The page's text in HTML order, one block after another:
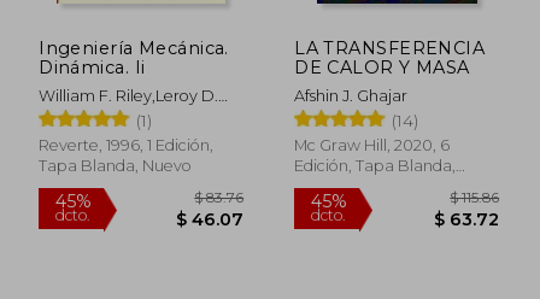
Ingeniería Mecánica.
Dinámica. Ii
William F. Riley,Leroy D.
Sturges
(1)
Reverte, 1996, 1 Edición,
Tapa Blanda, Nuevo
LA TRANSFERENCIA
DE CALOR Y MASA
Afshin J. Ghajar
(14)
Mc Graw Hill, 2020, 6
Edición, Tapa Blanda,
Nuevo